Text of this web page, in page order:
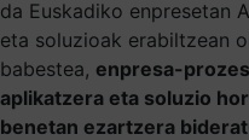
da Euskadiko enpresetan
eta soluzioak erabiltzean
babestea, enpresa-
aplikatzera eta soluzio
benetan ezartzera